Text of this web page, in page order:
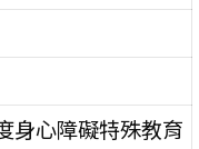
身心障礙特殊教育